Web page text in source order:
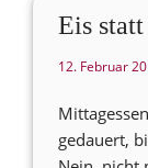
Eis
12. Februar
gedauert,